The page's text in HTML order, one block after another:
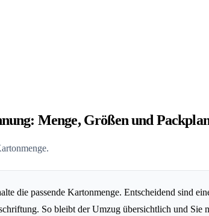
Menge, Größen und
die passende Kartonmenge. Entscheidend sind
So bleibt der Umzug übersichtlich und Sie